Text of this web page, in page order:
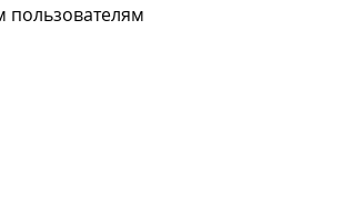
пользователям